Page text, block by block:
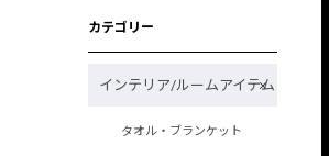
カテゴリー
インテリア/ルームアイテム
タオル・ブランケット